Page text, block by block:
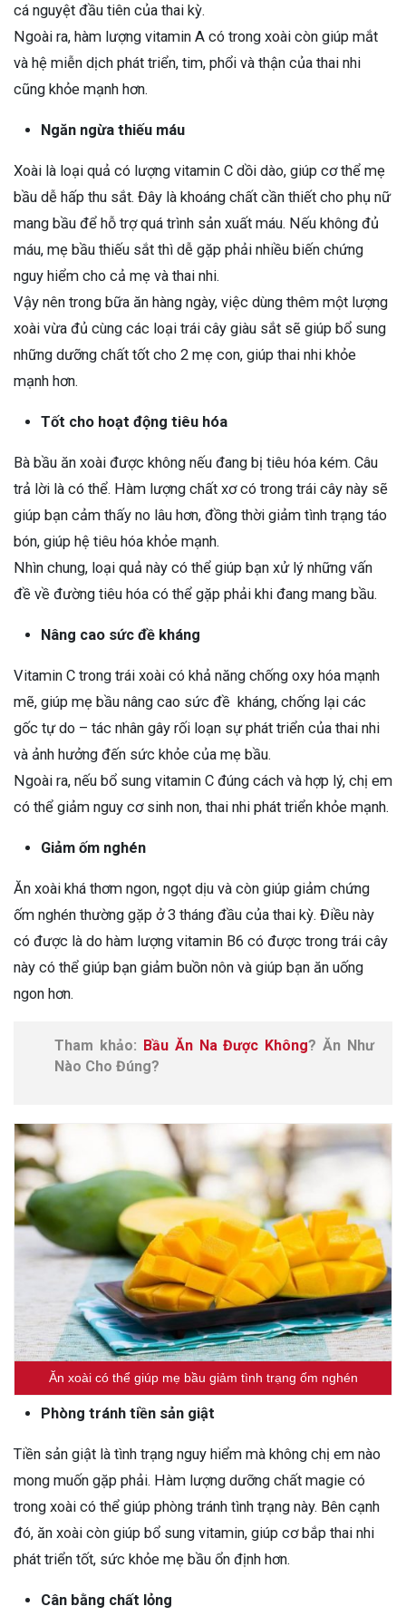
cá nguyệt đầu tiên của thai kỳ.
Ngoài ra, hàm lượng vitamin A có trong xoài còn giúp mắt
và hệ miễn dịch phát triển, tim, phổi và thận của thai nhi
cũng khỏe mạnh hơn.
Ngăn ngừa thiếu máu
Xoài là loại quả có lượng vitamin C dồi dào, giúp cơ thể mẹ
bầu dễ hấp thu sắt. Đây là khoáng chất cần thiết cho phụ nữ
mang bầu để hỗ trợ quá trình sản xuất máu. Nếu không đủ
máu, mẹ bầu thiếu sắt thì dễ gặp phải nhiều biến chứng
nguy hiểm cho cả mẹ và thai nhi.
Vậy nên trong bữa ăn hàng ngày, việc dùng thêm một lượng
xoài vừa đủ cùng các loại trái cây giàu sắt sẽ giúp bổ sung
những dưỡng chất tốt cho 2 mẹ con, giúp thai nhi khỏe
mạnh hơn.
Tốt cho hoạt động tiêu hóa
Bà bầu ăn xoài được không nếu đang bị tiêu hóa kém. Câu
trả lời là có thể. Hàm lượng chất xơ có trong trái cây này sẽ
giúp bạn cảm thấy no lâu hơn, đồng thời giảm tình trạng táo
bón, giúp hệ tiêu hóa khỏe mạnh.
Nhìn chung, loại quả này có thể giúp bạn xử lý những vấn
đề về đường tiêu hóa có thể gặp phải khi đang mang bầu.
Nâng cao sức đề kháng
Vitamin C trong trái xoài có khả năng chống oxy hóa mạnh
mẽ, giúp mẹ bầu nâng cao sức đề kháng, chống lại các
gốc tự do – tác nhân gây rối loạn sự phát triển của thai nhi
và ảnh hưởng đến sức khỏe của mẹ bầu.
Ngoài ra, nếu bổ sung vitamin C đúng cách và hợp lý, chị em
có thể giảm nguy cơ sinh non, thai nhi phát triển khỏe mạnh.
Giảm ốm nghén
Ăn xoài khá thơm ngon, ngọt dịu và còn giúp giảm chứng
ốm nghén thường gặp ở 3 tháng đầu của thai kỳ. Điều này
có được là do hàm lượng vitamin B6 có được trong trái cây
này có thể giúp bạn giảm buồn nôn và giúp bạn ăn uống
ngon hơn.
Tham khảo: Bầu Ăn Na Được Không? Ăn Như
Nào Cho Đúng?
Ăn xoài có thể giúp mẹ bầu giảm tình trạng ốm nghén
Phòng tránh tiền sản giật
Tiền sản giật là tình trạng nguy hiểm mà không chị em nào
mong muốn gặp phải. Hàm lượng dưỡng chất magie có
trong xoài có thể giúp phòng tránh tình trạng này. Bên cạnh
đó, ăn xoài còn giúp bổ sung vitamin, giúp cơ bắp thai nhi
phát triển tốt, sức khỏe mẹ bầu ổn định hơn.
Cân bằng chất lỏng